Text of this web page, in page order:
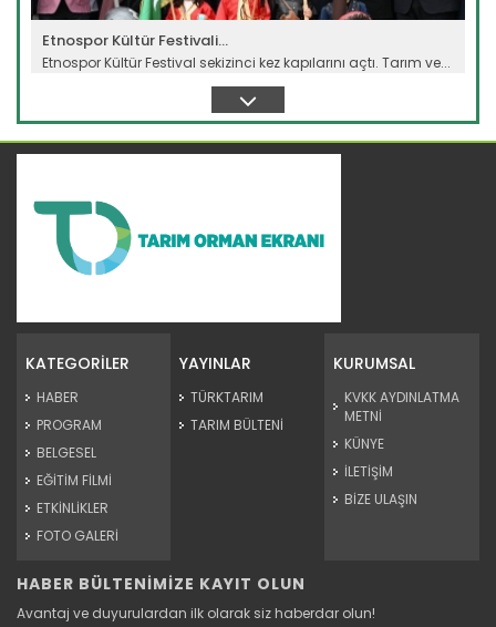
Etnospor Kültür Festivali...
Etnospor Kültür Festival sekizinci kez kapılarını açtı. Tarım ve...
Devamını Oku ->
Cumhurbaşkanlığı külliyesi...
Toprağı emekle bereketlendiren çiftçiler Ankara’da buluştu.
KATEGORİLER
HABER
PROGRAM
BELGESEL
EĞİTİM FİLMİ
ETKİNLİKLER
FOTO GALERİ
YAYINLAR
TÜRKTARIM
TARIM BÜLTENİ
KURUMSAL
KVKK AYDINLATMA
METNİ
KÜNYE
İLETİŞİM
BİZE ULAŞIN
HABER BÜLTENİMİZE KAYIT OLUN
Avantaj ve duyurulardan ilk olarak siz haberdar olun!